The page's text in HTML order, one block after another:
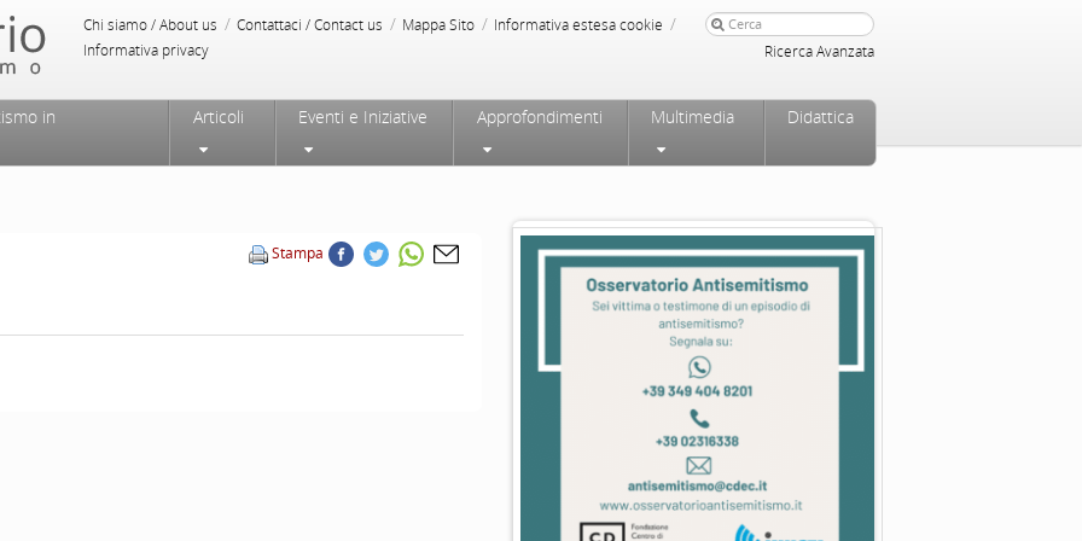
Chi siamo / About us / Contattaci / Contact us / Mappa Sito / Informativa estesa cookie /
Informativa privacy Ricerca Avanzata
in
Articoli Eventi e Iniziative Approfondimenti Multimedia Didattica
Stampa